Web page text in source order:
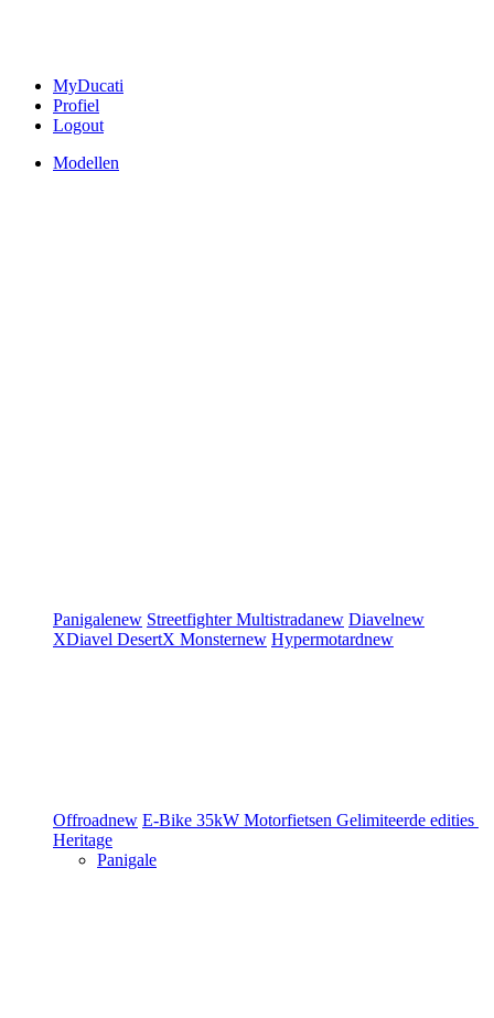
MyDucati
Profiel
Logout
Modellen
Panigalenew StreetfighterMultistradanew Diavelnew
XDiavel DesertX Monsternew Hypermotardnew
Offroadnew E-Bike 35kW Motorfietsen Gelimiteerde edities
Heritage
Panigale